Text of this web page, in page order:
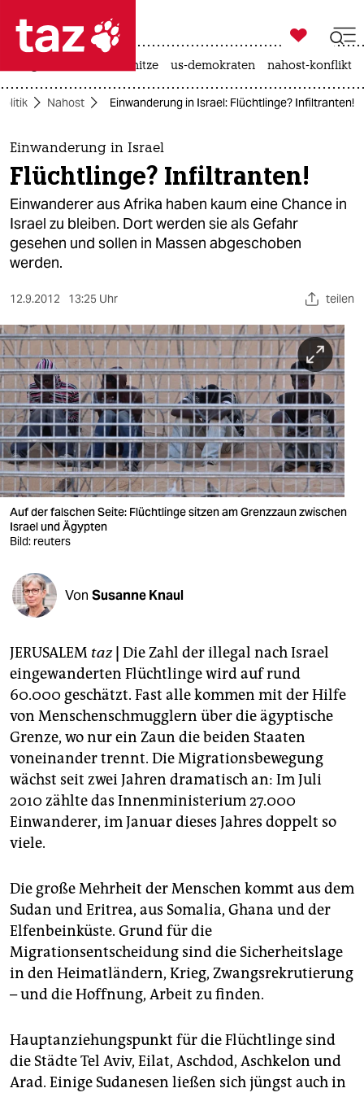
 taz zahl ich
taz zahl ich
themen
politik
öko
gesellschaft
kultur
sport
berlin
nord
wahrheit
verlag
verlag
veranstaltungen
shop
fragen & hilfe
abo
genossenschaft
epaper login

taz zahl ich
hitze us-demokraten nahost-konflikt
Nahost Einwanderung in Israel: Flüchtlinge? Infiltranten!
Einwanderung in Israel
Flüchtlinge? Infiltranten!
Einwanderer aus Afrika haben kaum eine Chance in
Israel zu bleiben. Dort werden sie als Gefahr
gesehen und sollen in Massen abgeschoben
werden.
12.9.2012 13:25 Uhr teilen
Auf der falschen Seite: Flüchtlinge sitzen am Grenzzaun zwischen
Israel und Ägypten
Bild: reuters
Von Susanne Knaul
JERUSALEM taz Die Zahl der illegal nach Israel
eingewanderten Flüchtlinge wird auf rund
60.000 geschätzt. Fast alle kommen mit der Hilfe
von Menschenschmugglern über die ägyptische
Grenze, wo nur ein Zaun die beiden Staaten
voneinander trennt. Die Migrationsbewegung
wächst seit zwei Jahren dramatisch an: Im Juli
2010 zählte das Innenministerium 27.000
Einwanderer, im Januar dieses Jahres doppelt so
viele.
Die große Mehrheit der Menschen kommt aus dem
Sudan und Eritrea, aus Somalia, Ghana und der
Elfenbeinküste. Grund für die
Migrationsentscheidung sind die Sicherheitslage
in den Heimatländern, Krieg, Zwangsrekrutierung
– und die Hoffnung, Arbeit zu finden.
Hauptanziehungspunkt für die Flüchtlinge sind
die Städte Tel Aviv, Eilat, Aschdod, Aschkelon und
Arad. Einige Sudanesen ließen sich jüngst auch in